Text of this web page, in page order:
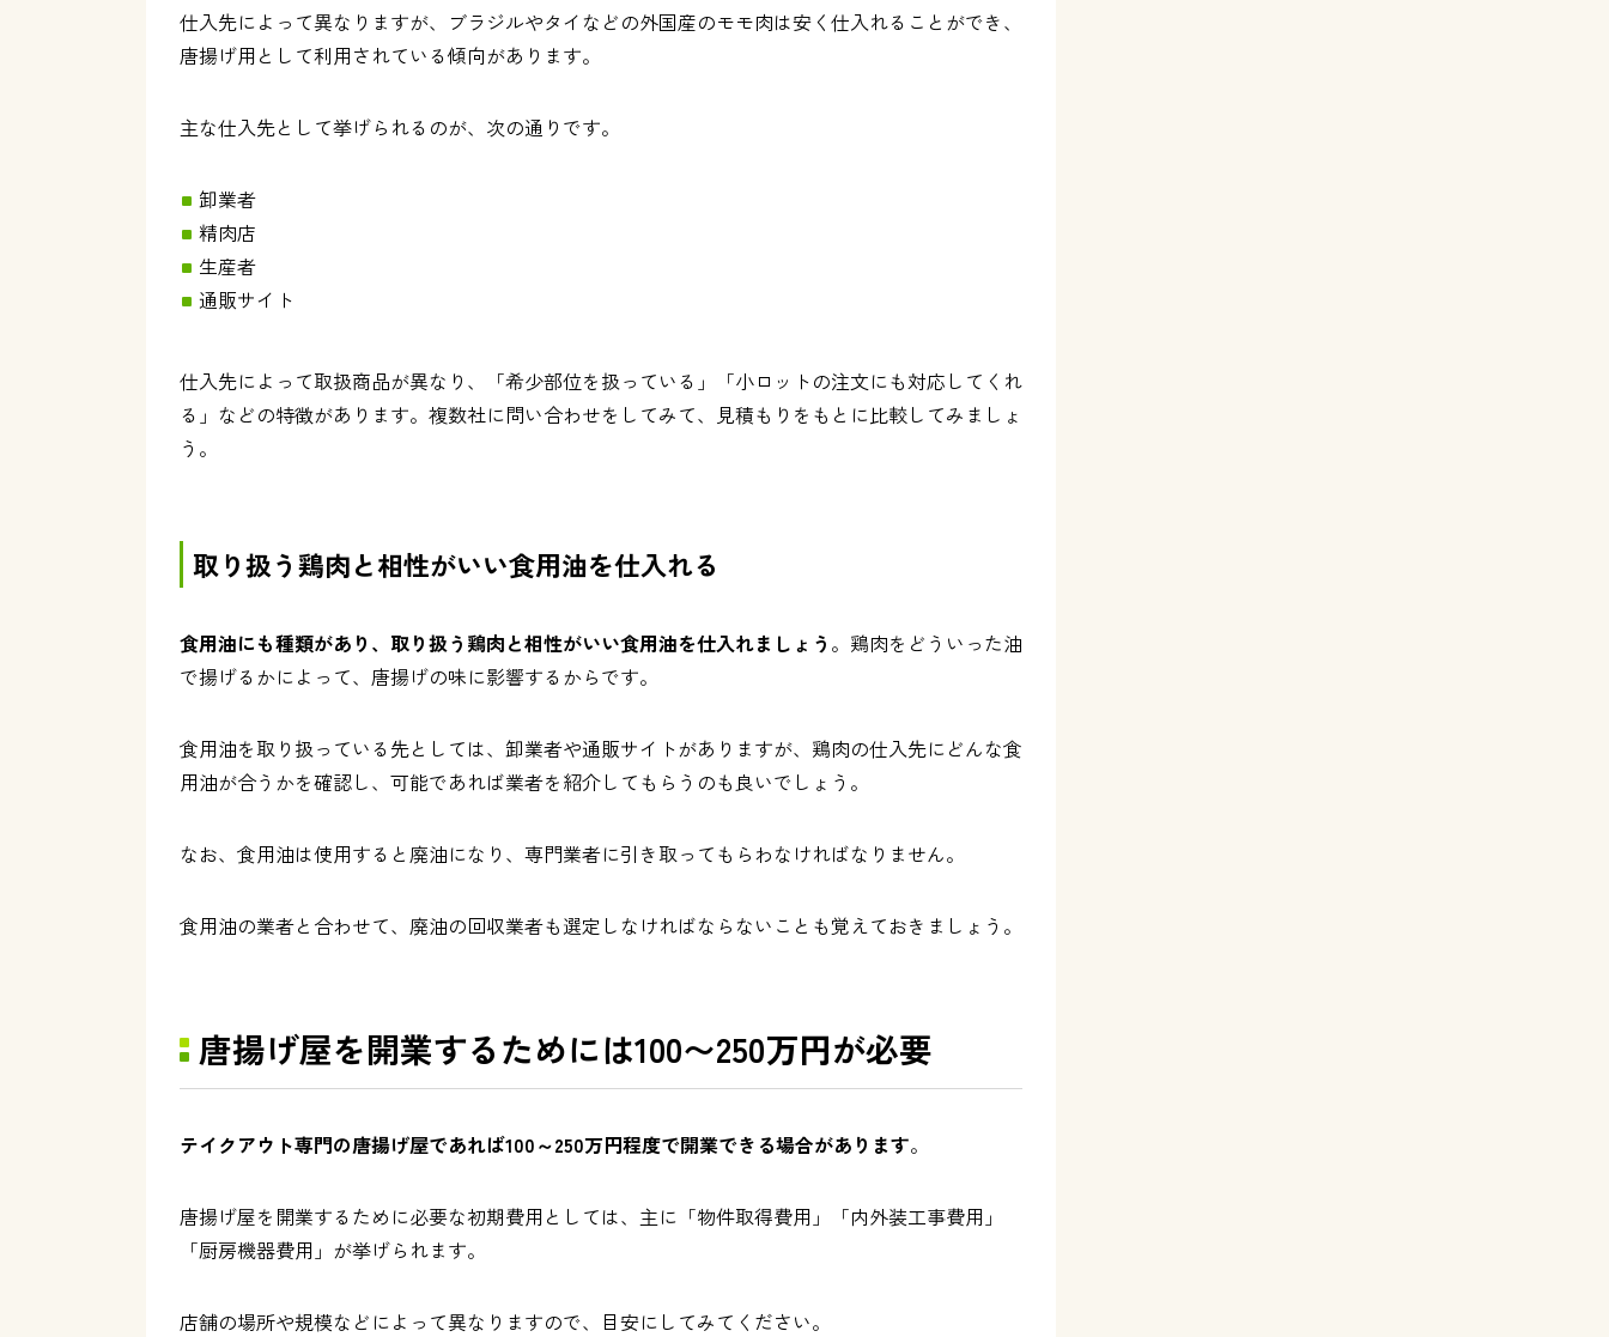
仕入先によって異なりますが、ブラジルやタイなどの外国産のモモ肉は安く仕入れることができ、
唐揚げ用として利用されている傾向があります。
主な仕入先として挙げられるのが、次の通りです。
卸業者
精肉店
生産者
通販サイト
仕入先によって取扱商品が異なり、「希少部位を扱っている」「小ロットの注文にも対応してくれ
る」などの特徴があります。複数社に問い合わせをしてみて、見積もりをもとに比較してみましょ
う。
取り扱う鶏肉と相性がいい食用油を仕入れる
食用油にも種類があり、取り扱う鶏肉と相性がいい食用油を仕入れましょう 。鶏肉をどういった油
で揚げるかによって、唐揚げの味に影響するからです。
食用油を取り扱っている先としては、卸業者や通販サイトがありますが、鶏肉の仕入先にどんな食
用油が合うかを確認し、可能であれば業者を紹介してもらうのも良いでしょう。
なお、食用油は使用すると廃油になり、専門業者に引き取ってもらわなければなりません。
食用油の業者と合わせて、廃油の回収業者も選定しなければならないことも覚えておきましょう。
唐揚げ屋を開業するためには100〜250万円が必要
テイクアウト専門の唐揚げ屋であれば100～250万円程度で開業できる場合があります。
唐揚げ屋を開業するために必要な初期費用としては、主に「物件取得費用」「内外装工事費用」
「厨房機器費用」が挙げられます。
店舗の場所や規模などによって異なりますので、目安にしてみてください。